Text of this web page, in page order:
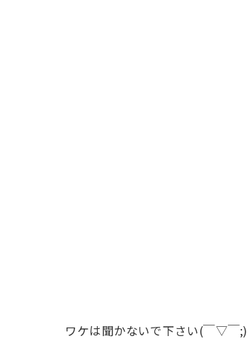
ワケは聞かないで下さい(￣▽￣;)